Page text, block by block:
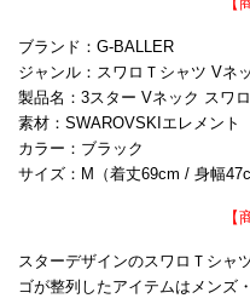
ブランド：G-BALLER
ジャンル：スワロＴシャツ Vネ
製品名：3スター Vネック スワ
素材：SWAROVSKIエレメント
カラー：ブラック
サイズ：M（着丈69cm / 身幅
【
スターデザインのスワロＴシャ
ゴが整列したアイテムはメンズ